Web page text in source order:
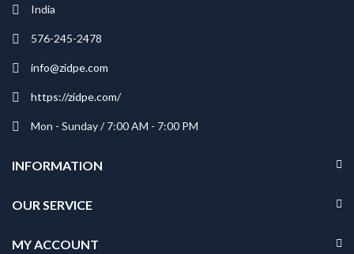
India
576-245-2478
info@zidpe.com
https://zidpe.com/
Mon - Sunday / 7:00 AM - 7:00 PM
INFORMATION
OUR SERVICE
MY ACCOUNT